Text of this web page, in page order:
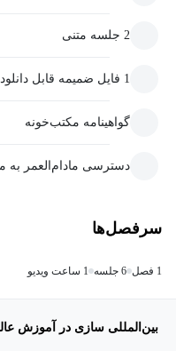
2 جلسه متنی
1 فایل ضمیمه قابل دانلود
گواهینامه مکتب‌خونه
دسترسی مادام‌العمر به
سرفصل‌ها
1 فصل 6 جلسه 1 ساعت ویدیو
بین‌المللی سازی در آموزش